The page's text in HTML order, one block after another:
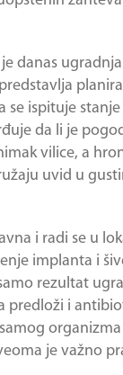
danas
ispituje
da li je
vilice, a
uvid u
i radi se u
implanta i
rezultat
predloži i
je važno